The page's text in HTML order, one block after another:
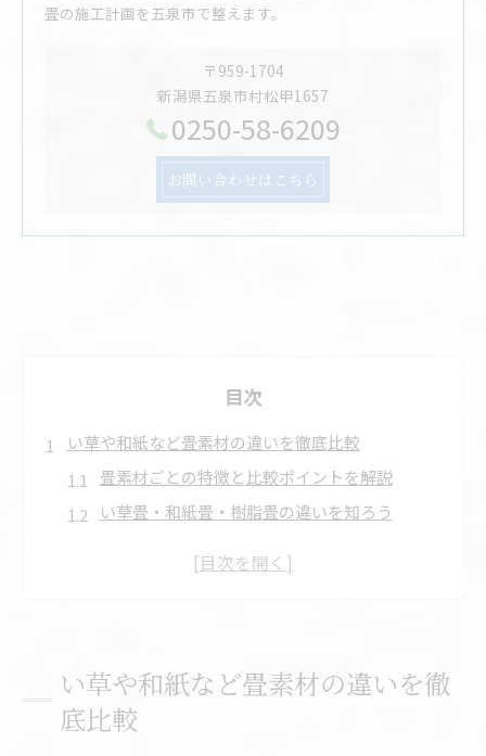
畳の施工計画を五泉市で整えます。
〒959-1704
新潟県五泉市村松甲1657
0250-58-6209
お問い合わせはこちら
目次
い草や和紙など畳素材の違いを徹底比較
畳素材ごとの特徴と比較ポイントを解説
い草畳・和紙畳・樹脂畳の違いを知ろう
畳素材比較で押さえたい選び方のコツ
畳選びで後悔しないための基本的な考え方
畳の素材比較から見る選び方の重要ポイント
い草や和紙など畳素材の違いを徹
底比較